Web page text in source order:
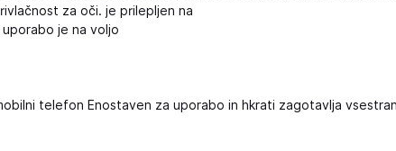
za oči. je prilepljen na
je na voljo
telefon Enostaven za uporabo in hkrati zagotavlja